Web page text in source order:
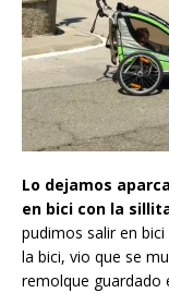
Lo dejamos
en bici con la
pudimos salir en
la bici, vio que se
remolque guardado